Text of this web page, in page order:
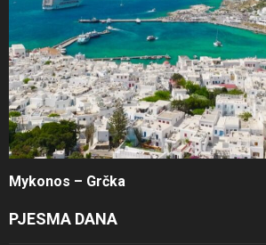
Mykonos – Grčka
PJESMA DANA